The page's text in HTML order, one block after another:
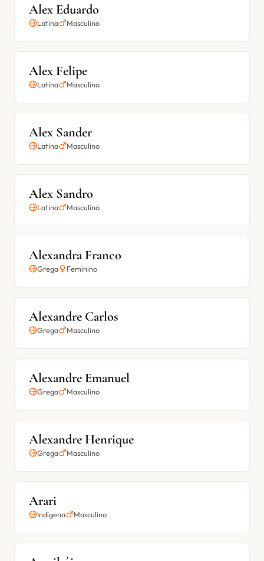
Alex Eduardo
Latina Masculino
Alex Felipe
Latina Masculino
Alex Sander
Latina Masculino
Alex Sandro
Latina Masculino
Alexandra Franco
Grega Feminino
Alexandre Carlos
Grega Masculino
Alexandre Emanuel
Grega Masculino
Alexandre Henrique
Grega Masculino
Arari
Indígena Masculino